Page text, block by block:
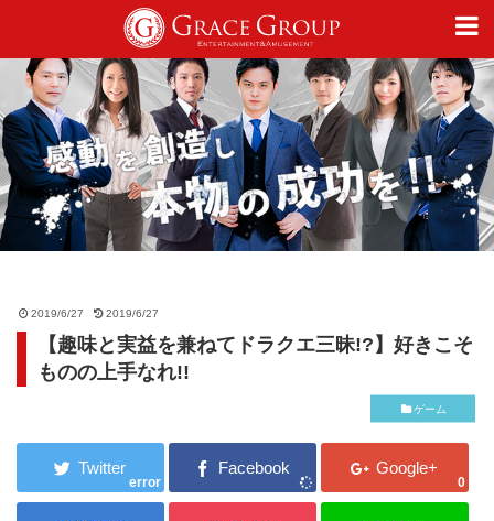
2019/6/27 2019/6/27
【趣味と実益を兼ねてドラクエ三昧!?】好きこそ
ものの上手なれ!!
ゲーム
error 0
仕事
趣味
ライフスタイル